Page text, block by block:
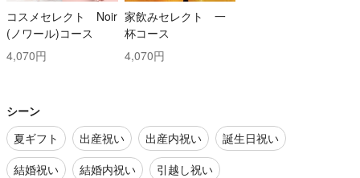
コスメセレクト Noir
(ノワール)コース
4,070円
家飲みセレクト 一
杯コース
4,070円
シーン
夏ギフト
出産祝い 出産内祝い
誕生日祝い
結婚祝い
結婚内祝い 引越し祝い